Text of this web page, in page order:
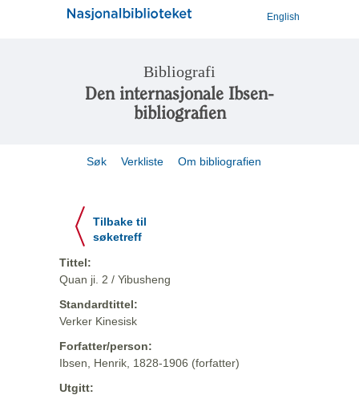
English
Bibliografi
Den internasjonale Ibsen-
bibliografien
Søk Verkliste Om bibliografien
Tilbake til
søketreff
Tittel:
Quan ji. 2 / Yibusheng
Standardtittel:
Verker Kinesisk
Forfatter/person:
Ibsen, Henrik, 1828-1906 (forfatter)
Utgitt: